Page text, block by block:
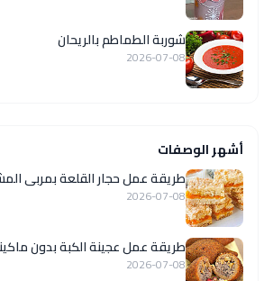
شوربة الطماطم بالريحان
2026-07-08
أشهر الوصفات
طريقة عمل حجار القلعة بمربى
2026-07-08
طريقة عمل عجينة الكبة بدون
2026-07-08